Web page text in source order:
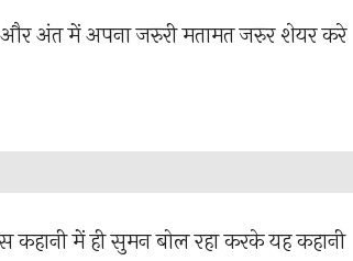
और अंत में अपना जरुरी मतामत जरुर शेयर करे
में ही सुमन बोल रहा करके यह कहानी